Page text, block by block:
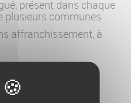
présent dans chaque
plusieurs communes
affranchissement, à
réponse 71120 –